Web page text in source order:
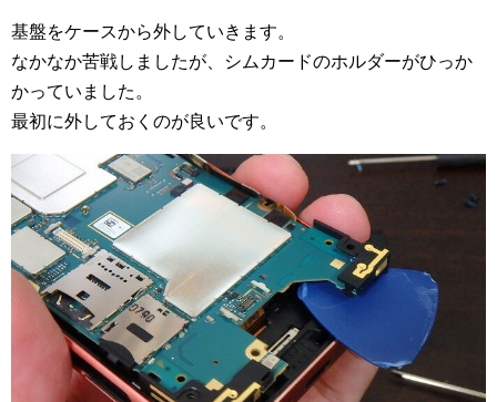
基盤をケースから外していきます。
なかなか苦戦しましたが、シムカードのホルダーがひっか
かっていました。
最初に外しておくのが良いです。